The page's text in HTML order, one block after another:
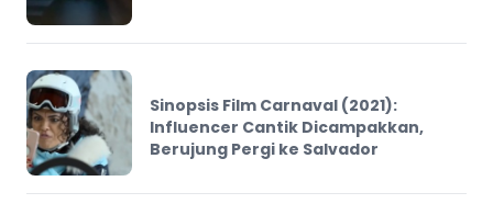
Sinopsis Film Carnaval (2021):
Influencer Cantik Dicampakkan,
Berujung Pergi ke Salvador